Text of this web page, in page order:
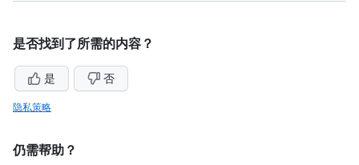
是否找到了所需的内容？
是 否
隐私策略
仍需帮助？